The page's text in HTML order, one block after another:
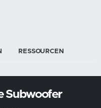
RESSOURCEN
Subwoofer